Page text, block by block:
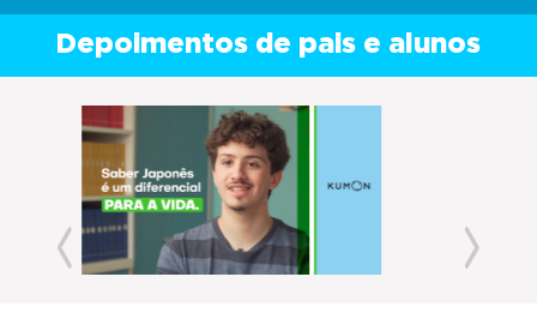
Depoimentos de pais e alunos
Previous